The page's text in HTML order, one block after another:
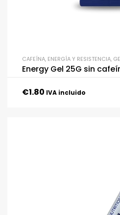
CAFEÍNA, ENERGÍA Y RESISTENCIA,
Energy Gel 25G sin
€1.80 IVA incluido